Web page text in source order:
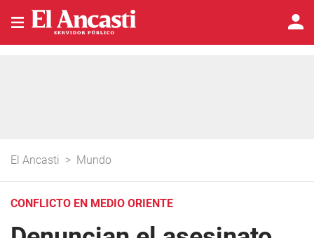
El Ancasti > Mundo
CONFLICTO EN MEDIO ORIENTE